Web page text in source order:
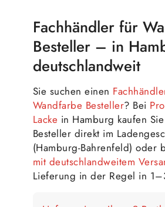
Fachhändler für
Besteller – in
deutschlandweit
Sie suchen einen
Wandfarbe Besteller? Bei
Lacke in Hamburg kaufen
Besteller direkt im
(Hamburg-Bahrenfeld) oder
mit deutschlandweitem
Lieferung in der Regel in